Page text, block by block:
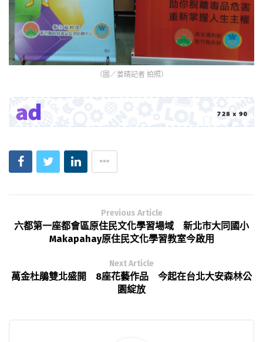
（圖／姜晴記者 拍照）
Previous Article
六都第一座都會區原住民文化學習場域 新北市大同國小
Makapahay原住民文化學習教室今啟用
Next Article
萬金杜鵑雙北盛開 8座花藝作品 今起在台北大安森林公
園綻放